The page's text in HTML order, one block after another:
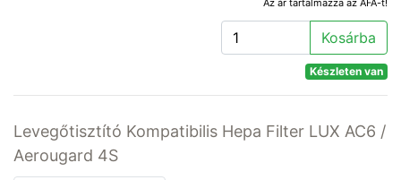
Az ár tartalmazza az ÁFA-t!
Kosárba
Készleten van
Levegőtisztító Kompatibilis Hepa Filter LUX AC6 /
Aerougard 4S